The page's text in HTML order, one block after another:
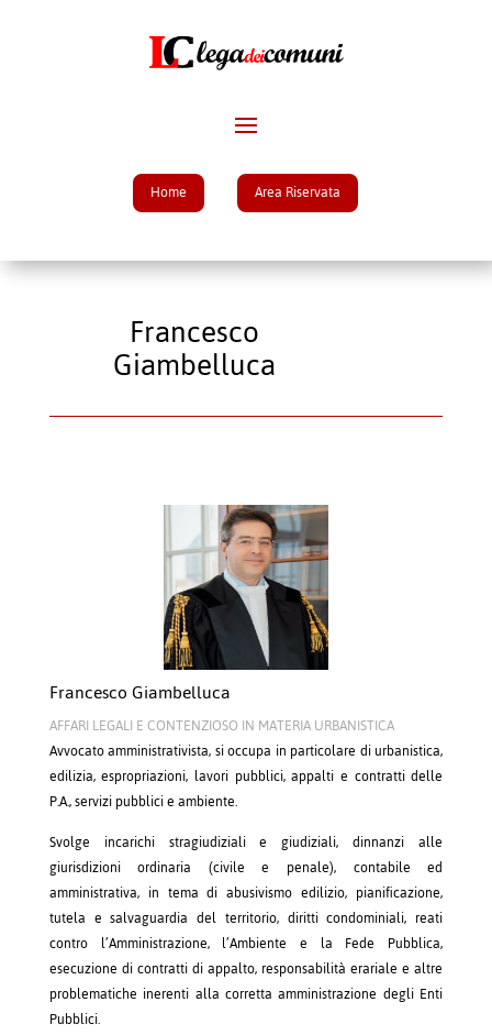
Home Area Riservata
Francesco
Giambelluca
Francesco Giambelluca
AFFARI LEGALI E CONTENZIOSO IN MATERIA URBANISTICA
Avvocato amministrativista, si occupa in particolare di urbanistica,
edilizia, espropriazioni, lavori pubblici, appalti e contratti delle
P.A., servizi pubblici e ambiente.
Svolge incarichi stragiudiziali e giudiziali, dinnanzi alle
giurisdizioni ordinaria (civile e penale), contabile ed
amministrativa, in tema di abusivismo edilizio, pianificazione,
tutela e salvaguardia del territorio, diritti condominiali, reati
contro l’Amministrazione, l’Ambiente e la Fede Pubblica,
esecuzione di contratti di appalto, responsabilità erariale e altre
problematiche inerenti alla corretta amministrazione degli Enti
Pubblici.